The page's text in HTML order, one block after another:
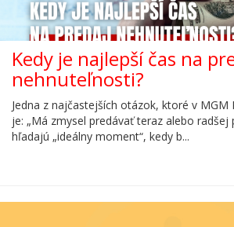
Kedy je najlepší čas na
nehnuteľnosti?
Jedna z najčastejších otázok, ktoré v MGM
je: „Má zmysel predávať teraz alebo radšej
hľadajú „ideálny moment“, kedy b...